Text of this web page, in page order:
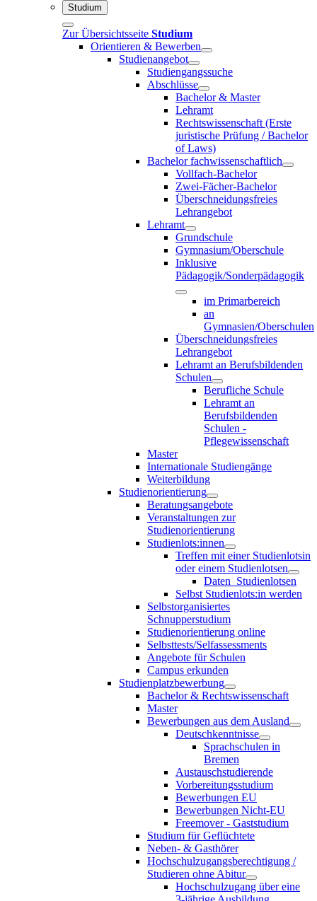
Studium
Zur Übersichtsseite Studium
Orientieren & Bewerben
Studienangebot
Studiengangssuche
Abschlüsse
Bachelor & Master
Lehramt
Rechtswissenschaft (Erste
juristische Prüfung / Bachelor
of Laws)
Bachelor fachwissenschaftlich
Vollfach-Bachelor
Zwei-Fächer-Bachelor
Überschneidungsfreies
Lehrangebot
Lehramt
Grundschule
Gymnasium/Oberschule
Inklusive
Pädagogik/Sonderpädagogik
im Primarbereich
an
Gymnasien/Oberschulen
Überschneidungsfreies
Lehrangebot
Lehramt an Berufsbildenden
Schulen
Berufliche Schule
Lehramt an
Berufsbildenden
Schulen -
Pflegewissenschaft
Master
Internationale Studiengänge
Weiterbildung
Studienorientierung
Beratungsangebote
Veranstaltungen zur
Studienorientierung
Studienlots:innen
Treffen mit einer Studienlotsin
oder einem Studienlotsen
Daten_Studienlotsen
Selbst Studienlots:in werden
Selbstorganisiertes
Schnupperstudium
Studienorientierung online
Selbsttests/Selfassessments
Angebote für Schulen
Campus erkunden
Studienplatzbewerbung
Bachelor & Rechtswissenschaft
Master
Bewerbungen aus dem Ausland
Deutschkenntnisse
Sprachschulen in
Bremen
Austauschstudierende
Vorbereitungsstudium
Bewerbungen EU
Bewerbungen Nicht-EU
Freemover - Gaststudium
Studium für Geflüchtete
Neben- & Gasthörer
Hochschulzugangsberechtigung /
Studieren ohne Abitur
Hochschulzugang über eine